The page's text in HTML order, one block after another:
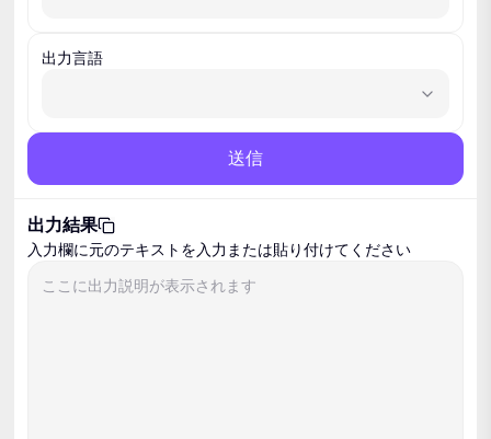
出力言語
送信
出力結果 コピー
入力欄に元のテキストを入力または貼り付けてください
ここに出力説明が表示されます